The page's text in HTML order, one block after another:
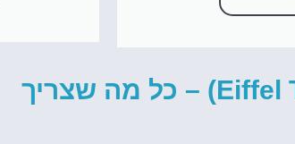
מעלית מגדל אייפל (Eiffel Tower Elevator) – כל מה שצריך